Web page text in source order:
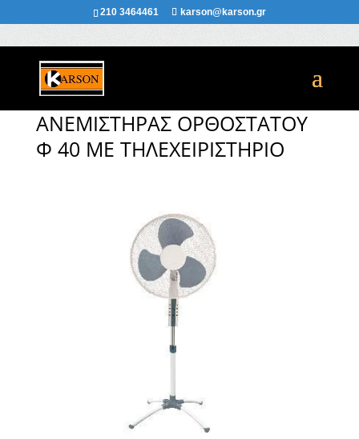
210 3464461 karson@karson.gr
ΑΝΕΜΙΣΤΉΡΑΣ ΟΡΘΟΣΤΑΤΟΥ
Φ 40 ΜΕ ΤΗΛΕΧΕΙΡΙΣΤΗΡΙΟ